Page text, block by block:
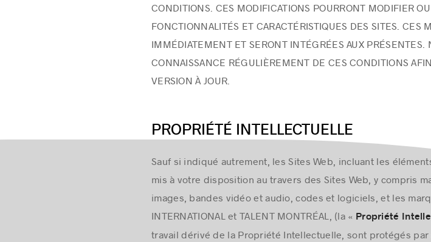
CONDITIONS. CES MODIFICATIONS POURRONT MODIFIER
FONCTIONNALITÉS ET CARACTÉRISTIQUES DES SITES. CES
IMMÉDIATEMENT ET SERONT INTÉGRÉES AUX
CONNAISSANCE RÉGULIÈREMENT DE CES CONDITIONS
VERSION À JOUR.
PROPRIÉTÉ INTELLECTUELLE
Sauf si indiqué autrement, les Sites Web, incluant les
mis à votre disposition au travers des Sites Web, y compris
images, bandes vidéo et audio, codes et logiciels, et les
INTERNATIONAL et TALENT MONTRÉAL, (la « Propriété
travail dérivé de la Propriété Intellectuelle, sont protégés